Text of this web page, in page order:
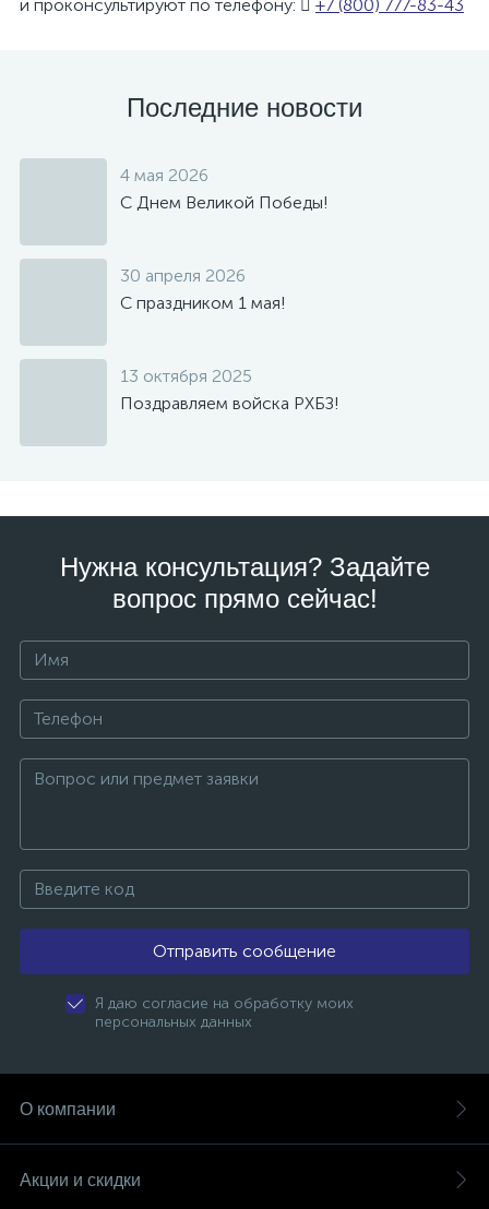
и проконсультируют по телефону:
+7 (800) 777-83-43
Последние новости
4 мая 2026
С Днем Великой Победы!
30 апреля 2026
C праздником 1 мая!
13 октября 2025
Поздравляем войска РХБЗ!
Нужна консультация? Задайте
вопрос прямо сейчас!
Отправить сообщение
Я даю согласие на обработку моих
персональных данных
О компании
Акции и скидки